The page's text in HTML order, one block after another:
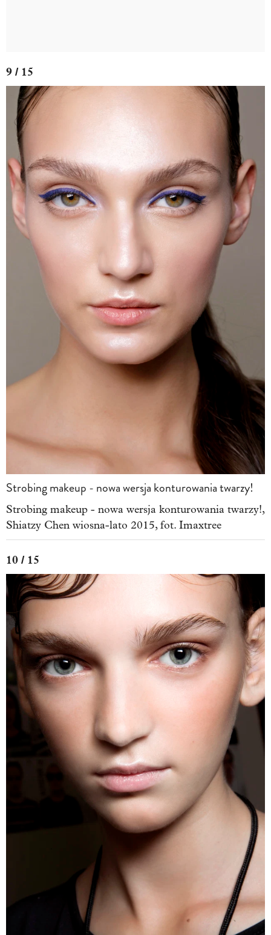
9 / 15
Strobing makeup - nowa wersja konturowania twarzy!
Strobing makeup - nowa wersja konturowania twarzy!,
Shiatzy Chen wiosna-lato 2015, fot. Imaxtree
10 / 15